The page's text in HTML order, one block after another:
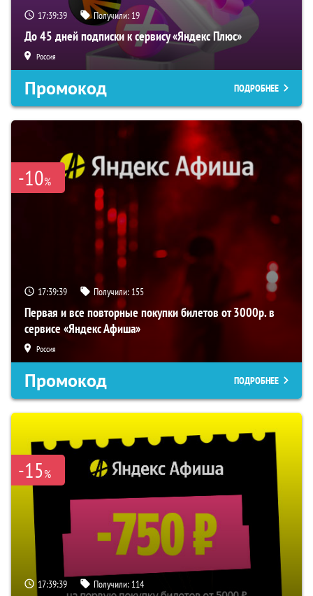
17:39:38 Получили: 19
До 45 дней подписки к сервису «Яндекс Плюс»
Россия
Промокод ПОДРОБНЕЕ
-10%
17:39:38 Получили: 155
Первая и все повторные покупки билетов от 3000р. в
сервисе «Яндекс Афиша»
Россия
Промокод ПОДРОБНЕЕ
-15%
17:39:38 Получили: 114